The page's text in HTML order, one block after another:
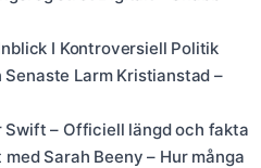
I Kontroversiell Politik
Larm Kristianstad –
Swift – Officiell längd och fakta
Sarah Beeny – Hur många